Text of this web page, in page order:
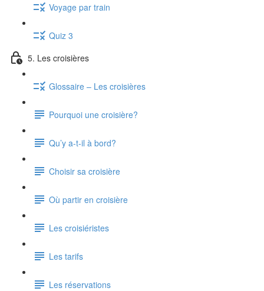
Voyage par train
Quiz 3
5. Les croisières
Glossaire – Les croisières
Pourquoi une croisière?
Qu’y a-t-il à bord?
Choisir sa croisière
Où partir en croisière
Les croisiéristes
Les tarifs
Les réservations